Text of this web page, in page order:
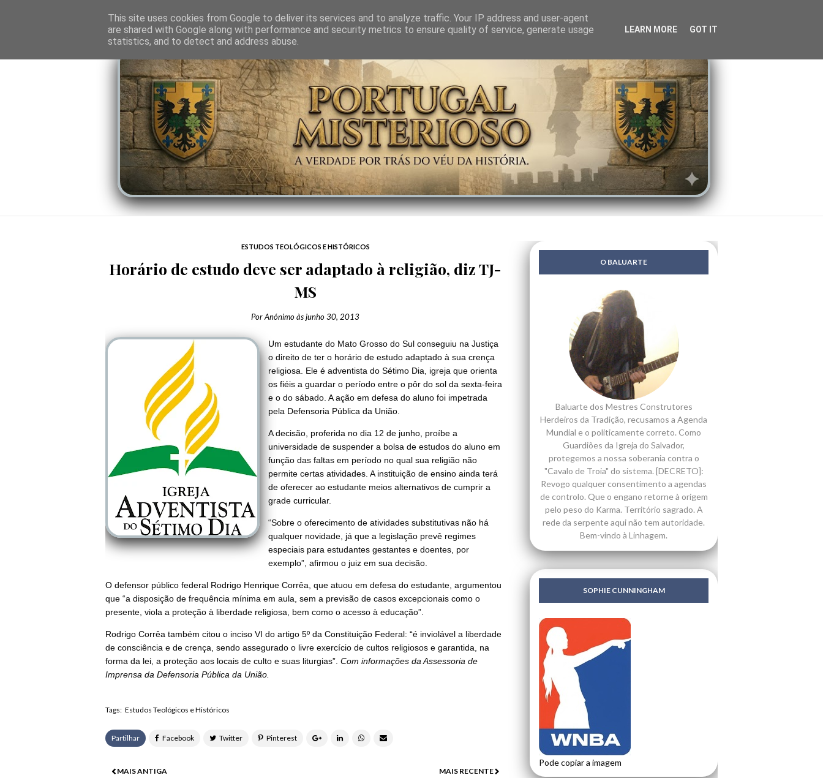
O PORTAL SOMBRAS DO PODER LINHAGEM SABEDORIA CIÊNCIA DO INVISÍVEL CONTRA-PODER ANJOS LENDAS
ESTUDOS TEOLÓGICOS E HISTÓRICOS
Horário de estudo deve ser adaptado à religião, diz TJ-
MS
PorAnónimoàsjunho 30, 2013
Um estudante do Mato Grosso do Sul conseguiu na Justiça
o direito de ter o horário de estudo adaptado à sua crença
religiosa. Ele é adventista do Sétimo Dia, igreja que orienta
os fiéis a guardar o período entre o pôr do sol da sexta-feira
e o do sábado. A ação em defesa do aluno foi impetrada
pela Defensoria Pública da União.
A decisão, proferida no dia 12 de junho, proíbe a
universidade de suspender a bolsa de estudos do aluno em
função das faltas em período no qual sua religião não
permite certas atividades. A instituição de ensino ainda terá
de oferecer ao estudante meios alternativos de cumprir a
grade curricular.
“Sobre o oferecimento de atividades substitutivas não há
qualquer novidade, já que a legislação prevê regimes
especiais para estudantes gestantes e doentes, por
exemplo”, afirmou o juiz em sua decisão.
O defensor público federal Rodrigo Henrique Corrêa, que atuou em defesa do estudante, argumentou
que “a disposição de frequência mínima em aula, sem a previsão de casos excepcionais como o
presente, viola a proteção à liberdade religiosa, bem como o acesso à educação”.
Rodrigo Corrêa também citou o inciso VI do artigo 5º da Constituição Federal: “é inviolável a liberdade
de consciência e de crença, sendo assegurado o livre exercício de cultos religiosos e garantida, na
forma da lei, a proteção aos locais de culto e suas liturgias”. Com informações da Assessoria de
Imprensa da Defensoria Pública da União.
Tags: Estudos Teológicos e Históricos
Partilhar
MAIS RECENTE
MAIS ANTIGA
O BALUARTE
Baluarte dos Mestres Construtores
Herdeiros da Tradição, recusamos a Agenda
Mundial e o politicamente correto. Como
Guardiões da Igreja do Salvador,
protegemos a nossa soberania contra o
"Cavalo de Troia" do sistema. [DECRETO]:
Revogo qualquer consentimento a agendas
de controlo. Que o engano retorne à origem
pelo peso do Karma. Território sagrado. A
rede da serpente aqui não tem autoridade.
Bem-vindo à Linhagem.
SOPHIE CUNNINGHAM
Pode copiar a imagem
This site uses cookies from Google to deliver its services and to analyze traffic. Your IP address and user-agent
are shared with Google along with performance and security metrics to ensure quality of service, generate usage
statistics, and to detect and address abuse.
LEARN MORE GOT IT